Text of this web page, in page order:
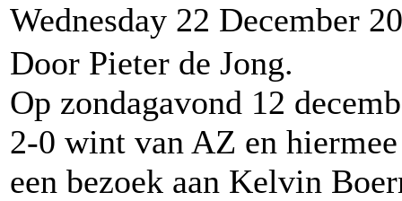
Wednesday 22 December
Door Pieter de Jong.
Op zondagavond 12
2-0 wint van AZ en
een bezoek aan Kelvin